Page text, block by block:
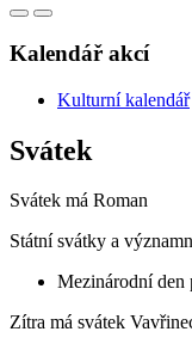
Kalendář akcí
Kulturní kalendář
Svátek
Svátek má Roman
Státní svátky a
Mezinárodní den
Zítra má svátek